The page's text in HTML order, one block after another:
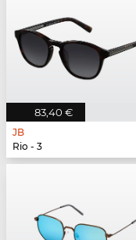
83,40 €
JB
Rio - 3